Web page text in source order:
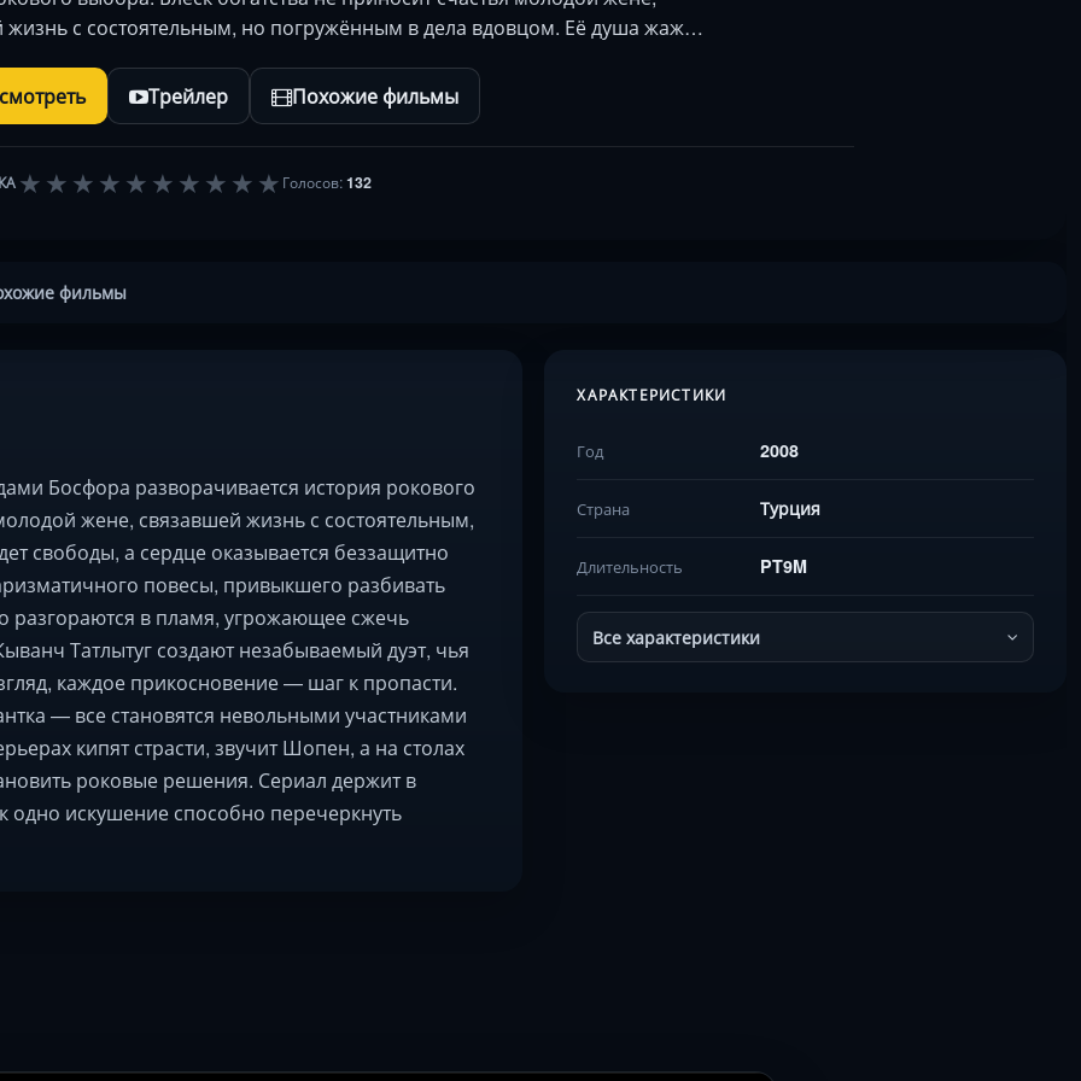
жизнь с состоятельным, но погружённым в дела вдовцом. Её душа жаж…
Трейлер Похожие фильмы
★★★★★★★★★★ Голосов:132
фильмы
Босфора разворачивается история рокового
жене, связавшей жизнь с состоятельным,
свободы, а сердце оказывается беззащитно
повесы, привыкшего разбивать
разгораются в пламя, угрожающее сжечь
Татлытуг создают незабываемый дуэт, чья
каждое прикосновение — шаг к пропасти.
— все становятся невольными участниками
кипят страсти, звучит Шопен, а на столах
роковые решения. Сериал держит в
одно искушение способно перечеркнуть
ХАРАКТЕРИСТИКИ
Год 2008
Страна Турция
Длительность PT9M
Все характеристики